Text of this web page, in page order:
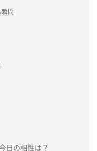
間
日の相性は？